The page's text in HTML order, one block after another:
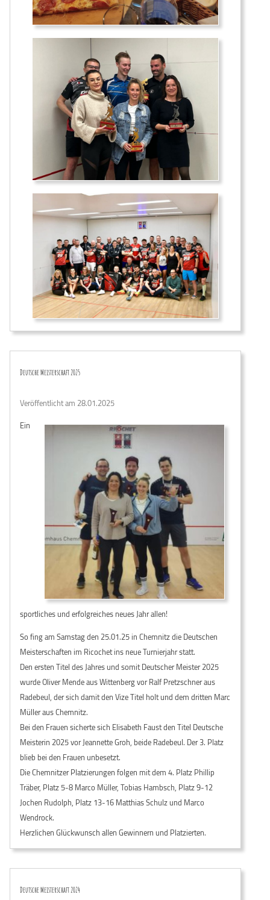
Deutsche Meisterschaft 2025
Veröffentlicht am 28.01.2025
Ein
sportliches und erfolgreiches neues Jahr allen!
So fing am Samstag den 25.01.25 in Chemnitz die Deutschen
Meisterschaften im Ricochet ins neue Turnierjahr statt.
Den ersten Titel des Jahres und somit Deutscher Meister 2025
wurde Oliver Mende aus Wittenberg vor Ralf Pretzschner aus
Radebeul, der sich damit den Vize Titel holt und dem dritten Marc
Müller aus Chemnitz.
Bei den Frauen sicherte sich Elisabeth Faust den Titel Deutsche
Meisterin 2025 vor Jeannette Groh, beide Radebeul. Der 3. Platz
blieb bei den Frauen unbesetzt.
Die Chemnitzer Platzierungen folgen mit dem 4. Platz Phillip
Träber, Platz 5-8 Marco Müller, Tobias Hambsch, Platz 9-12
Jochen Rudolph, Platz 13-16 Matthias Schulz und Marco
Wendrock.
Herzlichen Glückwunsch allen Gewinnern und Platzierten.
Deutsche Meisterschaft 2024